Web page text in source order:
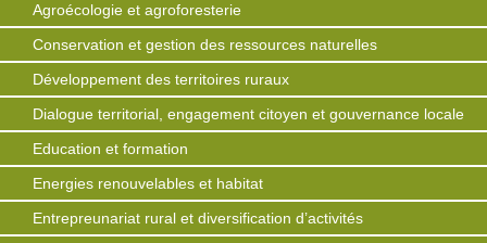
Agroécologie et agroforesterie
Conservation et gestion des ressources naturelles
Développement des territoires ruraux
Dialogue territorial, engagement citoyen et gouvernance locale
Education et formation
Energies renouvelables et habitat
Entrepreunariat rural et diversification d’activités